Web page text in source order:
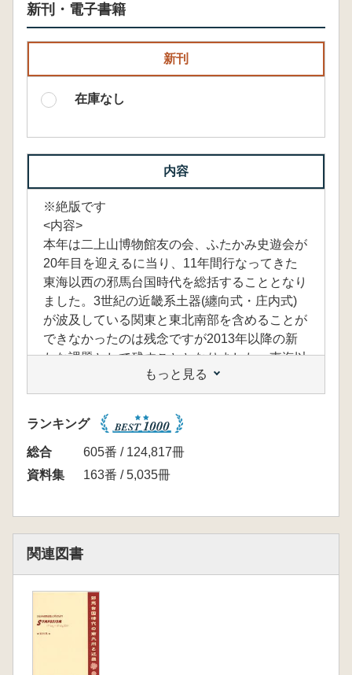
新刊・電子書籍
新刊
在庫なし
内容
※絶版です
<内容>
本年は二上山博物館友の会、ふたかみ史遊会が
20年目を迎えるに当り、11年間行なってきた
東海以西の邪馬台国時代を総括することとなり
ました。3世紀の近畿系土器(纏向式・庄内式)
が波及している関東と東北南部を含めることが
できなかったのは残念ですが2013年以降の新
たな課題として残すこととなりました。東海以
西については、2001年以降の新たな資料と研
究成果を加えて、講演と討議が行なわれるもの
と期待しています。
(開催にあたってより抜粋)
<目次>
【発表要旨】
武末純一 3世紀の列島内外の交流とツクシ
石野博信 関門海峡・3世紀の潮待ちの津と古
石野博信 (参考)銅鏡破壊と王都建設 2世紀
末・3世紀のヤマト
寺澤 薫 3世紀の墓と鏡
村上恭通 古墳出現前後における鉄をめぐっ
もっと見る
ランキング
総合
605番 / 124,817冊
資料集
163番 / 5,035冊
関連図書